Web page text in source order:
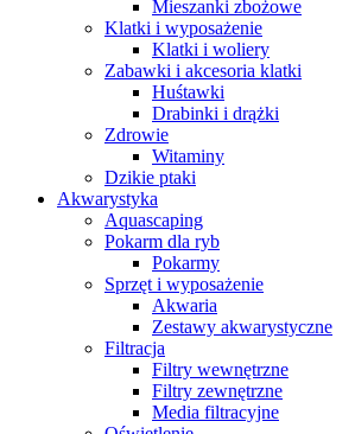
Mieszanki zbożowe
Klatki i wyposażenie
Klatki i woliery
Zabawki i akcesoria klatki
Huśtawki
Drabinki i drążki
Zdrowie
Witaminy
Dzikie ptaki
Akwarystyka
Aquascaping
Pokarm dla ryb
Pokarmy
Sprzęt i wyposażenie
Akwaria
Zestawy akwarystyczne
Filtracja
Filtry wewnętrzne
Filtry zewnętrzne
Media filtracyjne